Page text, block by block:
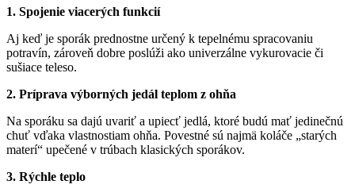
1. Spojenie viacerých funkcií
Aj keď je sporák prednostne určený k tepelnému spracovaniu
potravín, zároveň dobre poslúži ako univerzálne vykurovacie či
sušiace teleso.
2. Príprava výborných jedál teplom z ohňa
Na sporáku sa dajú uvariť a upiecť jedlá, ktoré budú mať jedinečnú
chuť vďaka vlastnostiam ohňa. Povestné sú najmä koláče „starých
materí“ upečené v trúbach klasických sporákov.
3. Rýchle teplo